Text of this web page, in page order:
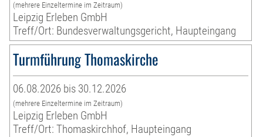
(mehrere Einzeltermine im Zeitraum)
Leipzig Erleben GmbH
Treff/Ort: Bundesverwaltungsgericht, Haupteingang
Turmführung Thomaskirche
06.08.2026 bis 30.12.2026
(mehrere Einzeltermine im Zeitraum)
Leipzig Erleben GmbH
Treff/Ort: Thomaskirchhof, Haupteingang